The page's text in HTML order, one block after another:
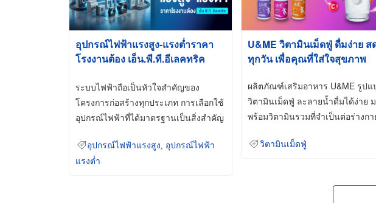
อุปกรณ์ไฟฟ้าแรงสูง-แรงต่ำราคา
โรงงานต้อง เอ็น.พี.ที.อีเลคทริค
ระบบไฟฟ้าถือเป็นหัวใจสำคัญของ
โครงการก่อสร้างทุกประเภท การเลือกใช้
อุปกรณ์ไฟฟ้าที่ได้มาตรฐานเป็นสิ่งสำคัญ
อุปกรณ์ไฟฟ้าแรงสูง
อุปกรณ์ไฟฟ้า
แรงต่ำ
U&ME วิตามินเม็ดฟู่ ดื่มง่าย
ทุกวัน เพื่อคุณที่ใส่ใจสุขภาพ
ผลิตภัณฑ์เสริมอาหาร U&ME รูปแ
วิตามินเม็ดฟู่ ละลายน้ำดื่มได้ง่าย
พร้อมวิตามินรวมที่จำเป็นต่อร่างกา
วิตามินเม็ดฟู่